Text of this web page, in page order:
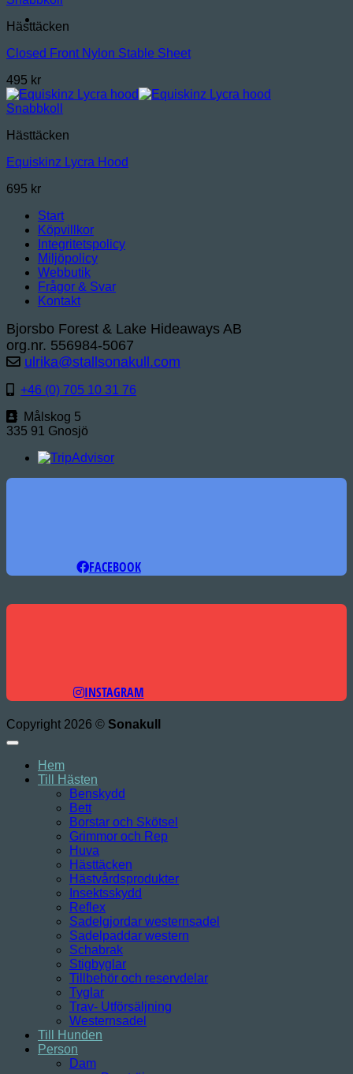
Hästtäcken
Closed Front Nylon Stable Sheet
495 kr
Snabbkoll
Hästtäcken
Equiskinz Lycra Hood
695 kr
Start
Köpvillkor
Integritetspolicy
Miljöpolicy
Webbutik
Frågor & Svar
Kontakt
Bjorsbo Forest & Lake Hideaways AB
org.nr. 556984-5067
ulrika@stallsonakull.com
+46 (0) 705 10 31 76
Målskog 5
335 91 Gnosjö
FACEBOOK
INSTAGRAM
Copyright 2026 © Sonakull
Hem
Till Hästen
Benskydd
Bett
Borstar och Skötsel
Grimmor och Rep
Huva
Hästtäcken
Hästvårdsprodukter
Insektsskydd
Reflex
Sadelgjordar westernsadel
Sadelpaddar western
Schabrak
Stigbyglar
Tillbehör och reservdelar
Tyglar
Trav- Utförsäljning
Westernsadel
Till Hunden
Person
Dam